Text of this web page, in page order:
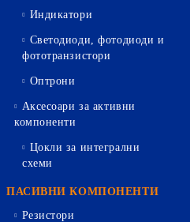
Индикатори
Светодиоди, фотодиоди и
фототранзистори
Оптрони
Аксесоари за активни
компоненти
Цокли за интегрални
схеми
ПАСИВНИ КОМПОНЕНТИ
Резистори